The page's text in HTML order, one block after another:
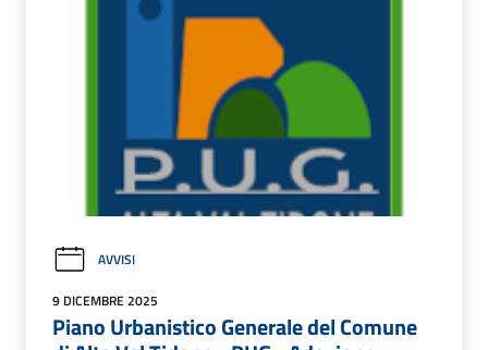
AVVISI
9 DICEMBRE 2025
Piano Urbanistico Generale del Comune